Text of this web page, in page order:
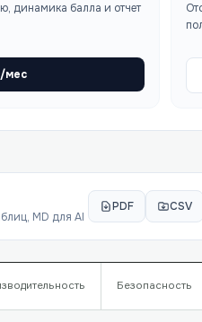
динамика балла и отчет
MD для AI
PDF CSV
Безопасность